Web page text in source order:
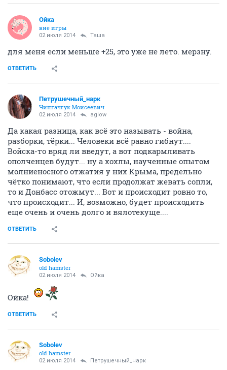
Ойка
вне игры
02 июля 2014 Таша
для меня если меньше +25, это уже не лето. мерзну.
ОТВЕТИТЬ
Петрушечный_нарк
Чингачгук Моисеевич
02 июля 2014 aglow
Да какая разница, как всё это называть - война,
разборки, тёрки... Человеки всё равно гибнут....
Войска-то вряд ли введут, а вот подкармливать
ополченцев будут... ну а хохлы, наученные опытом
молниеносного отжатия у них Крыма, предельно
чётко понимают, что если продолжат жевать сопли,
то и Донбасс отожмут... Вот и происходит ровно то,
что происходит... И, возможно, будет происходить
еще очень и очень долго и вялотекуще....
ОТВЕТИТЬ
Sobolev
old hamster
02 июля 2014 Ойка
Ойка!
ОТВЕТИТЬ
Sobolev
old hamster
02 июля 2014 Петрушечный_нарк